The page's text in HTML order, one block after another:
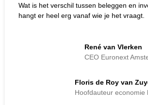
Wat is het verschil tussen beleggen en
hangt er heel erg vanaf wie je het vraagt.
René van Vlerken
CEO Euronext
Floris de Roy van
Hoofdauteur economie